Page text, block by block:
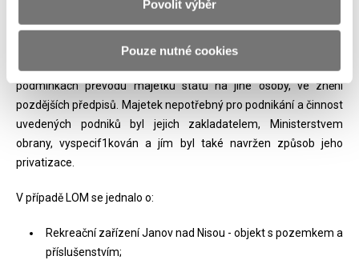
Povolit výběr
Pouze nutné cookies
majetků LOM a LOK z privatizace vláda, která jediná je
kompetentní majetek z privatizace vyjmout, však nikdy
nerozhodla. Tento majetek zůstává tudíž stále majetkem
určeným k privatizaci podle zákona č. 92/1991 Sb., o
podmínkách převodu majetku státu na jiné osoby, ve znění
pozdějších předpisů. Majetek nepotřebný pro podnikání a činnost
uvedených podniků byl jejich zakladatelem, Ministerstvem
obrany, vyspecif1kován a jím byl také navržen způsob jeho
privatizace.
V případě LOM se jednalo o:
Rekreační zařízení Janov nad Nisou - objekt s pozemkem a
příslušenstvím;